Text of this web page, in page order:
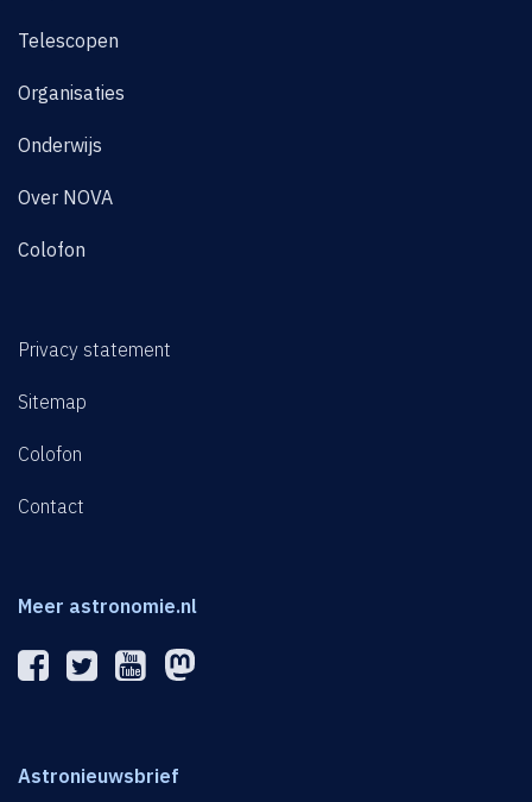
Telescopen
Organisaties
Onderwijs
Over NOVA
Colofon
Privacy statement
Sitemap
Colofon
Contact
Meer astronomie.nl
Astronieuwsbrief